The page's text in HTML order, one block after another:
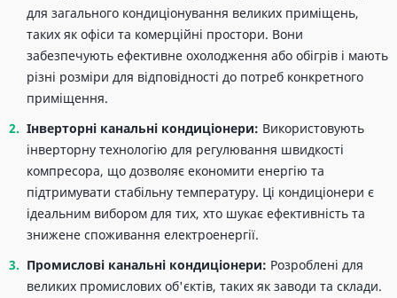
для загального кондиціонування великих приміщень,
таких як офіси та комерційні простори. Вони
забезпечують ефективне охолодження або обігрів і мають
різні розміри для відповідності до потреб конкретного
приміщення.
Інверторні канальні кондиціонери: Використовують
інверторну технологію для регулювання швидкості
компресора, що дозволяє економити енергію та
підтримувати стабільну температуру. Ці кондиціонери є
ідеальним вибором для тих, хто шукає ефективність та
знижене споживання електроенергії.
Промислові канальні кондиціонери: Розроблені для
великих промислових об'єктів, таких як заводи та склади.